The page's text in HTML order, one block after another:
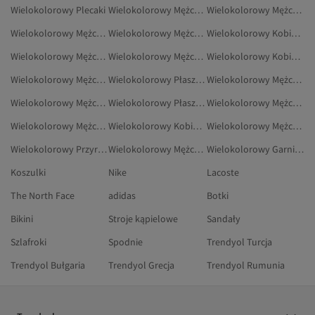
Wielokolorowy Plecaki
Wielokolorowy Mężczyźni Kapcie Domowe
Wielokolorowy Mężczyźni Torebki Na Ramię
Wielokolorowy Mężczyźni Korony, Opaski Do Włosów I Spinki
Wielokolorowy Mężczyźni Akcesoria Do Włosów
Wielokolorowy Kobiety Płaszcze I Trencze
Wielokolorowy Mężczyźni Buty Do Wody
Wielokolorowy Mężczyźni Kurtki Zimowe
Wielokolorowy Kobiety Szaliki I Szale
Wielokolorowy Mężczyźni Kapcie
Wielokolorowy Płaszcze Przeciwdeszczowe
Wielokolorowy Mężczyźni Spodnie Plus Size
Wielokolorowy Mężczyźni Torby I Torebki
Wielokolorowy Płaszcze I Trencze
Wielokolorowy Mężczyźni Odzież Plus Size
Wielokolorowy Mężczyźni Komplety Dresowe Plus Size
Wielokolorowy Kobiety Kombinezony
Wielokolorowy Mężczyźni Buty Śniegowe
Wielokolorowy Przyrządzanie Potraw
Wielokolorowy Mężczyźni Płaszcze I Kurtki
Wielokolorowy Garnitury
Koszulki
Nike
Lacoste
The North Face
adidas
Botki
Bikini
Stroje kąpielowe
Sandały
Szlafroki
Spodnie
Trendyol Turcja
Trendyol Bułgaria
Trendyol Grecja Trendyol Rumunia